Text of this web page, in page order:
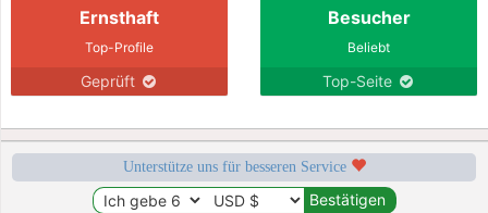
Ernsthaft
Top-Profile
Geprüft
Besucher
Beliebt
Top-Seite
Unterstütze uns für besseren Service